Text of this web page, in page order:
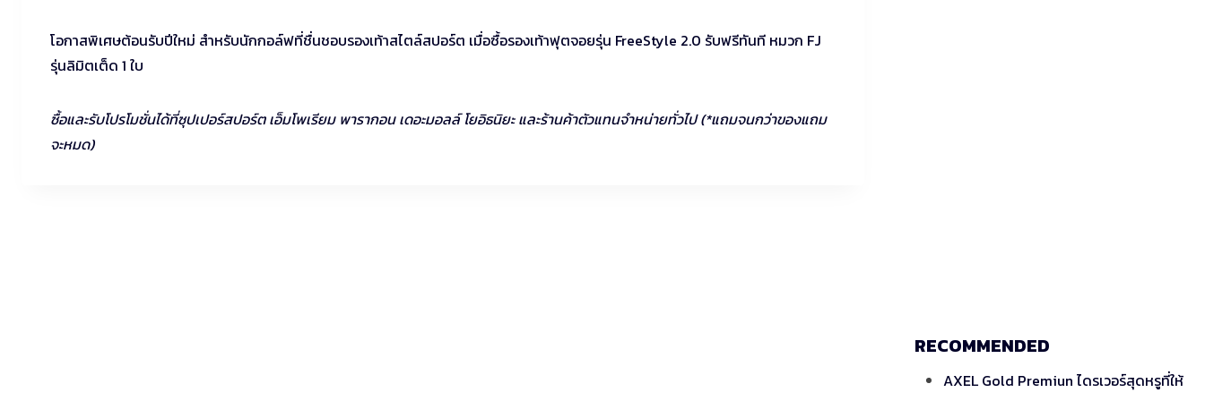
โอกาสพิเศษต้อนรับปีใหม่ สำหรับนักกอล์ฟที่ชื่นชอบรองเท้าสไตล์สปอร์ต เมื่อซื้อรองเท้าฟุตจอยรุ่น FreeStyle 2.0 รับฟรีทันที หมวก FJ
รุ่นลิมิตเต็ด 1 ใบ
ซื้อและรับโปรโมชั่นได้ที่ซุปเปอร์สปอร์ต เอ็มโพเรียม พารากอน เดอะมอลล์ โยอิธนิยะ และร้านค้าตัวแทนจำหน่ายทั่วไป (*แถมจนกว่าของแถม
จะหมด)
RECOMMENDED
AXEL Gold Premiun ไดรเวอร์สุดหรูที่ให้